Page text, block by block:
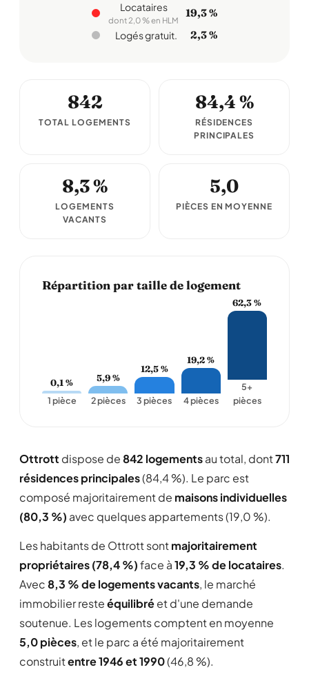
Locataires
dont 2,0 % en HLM
19,3 %
Logés gratuit. 2,3 %
842
TOTAL LOGEMENTS
84,4 %
RÉSIDENCES
PRINCIPALES
8,3 %
LOGEMENTS
VACANTS
5,0
PIÈCES EN MOYENNE
Répartition par taille de logement
0,1 %
1 pièce
5,9 %
2 pièces
12,5 %
3 pièces
19,2 %
4 pièces
62,3 %
5+
pièces
Ottrott dispose de842 logementsau total, dont711
résidences principales(84,4 %). Le parc est
composé majoritairement de maisons individuelles
(80,3 %) avec quelques appartements (19,0 %).
Les habitants de Ottrott sontmajoritairement
propriétaires (78,4 %)face à19,3 % de locataires.
Avec8,3 % de logements vacants, le marché
immobilier resteéquilibréet d'une demande
soutenue. Les logements comptent en moyenne
5,0 pièces, et le parc a été majoritairement
construitentre 1946 et 1990(46,8 %).